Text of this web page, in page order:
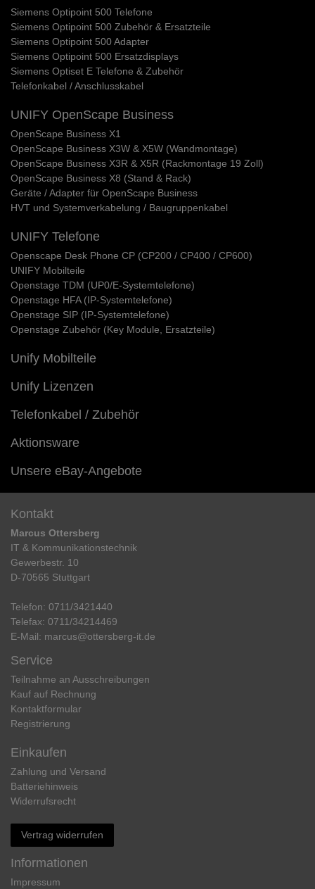
Siemens Optipoint 500 Telefone
Siemens Optipoint 500 Zubehör & Ersatzteile
Siemens Optipoint 500 Adapter
Siemens Optipoint 500 Ersatzdisplays
Siemens Optiset E Telefone & Zubehör
Telefonkabel / Anschlusskabel
UNIFY OpenScape Business
OpenScape Business X1
OpenScape Business X3W & X5W (Wandmontage)
OpenScape Business X3R & X5R (Rackmontage 19 Zoll)
OpenScape Business X8 (Stand & Rack)
Geräte / Adapter für OpenScape Business
HVT und Systemverkabelung / Baugruppenkabel
UNIFY Telefone
Openscape Desk Phone CP (CP200 / CP400 / CP600)
UNIFY Mobilteile
Openstage TDM (UP0/E-Systemtelefone)
Openstage HFA (IP-Systemtelefone)
Openstage SIP (IP-Systemtelefone)
Openstage Zubehör (Key Module, Ersatzteile)
Unify Mobilteile
Unify Lizenzen
Telefonkabel / Zubehör
Aktionsware
Unsere eBay-Angebote
Kontakt
Marcus Ottersberg
IT & Kommunikationstechnik
Gewerbestr. 10
D-70565 Stuttgart
Telefon: 0711/3421440
Telefax: 0711/34214469
E-Mail: marcus@ottersberg-it.de
Service
Teilnahme an Ausschreibungen
Kauf auf Rechnung
Kontaktformular
Registrierung
Einkaufen
Zahlung und Versand
Batteriehinweis
Widerrufs­recht
Vertrag widerrufen
Informationen
Impressum